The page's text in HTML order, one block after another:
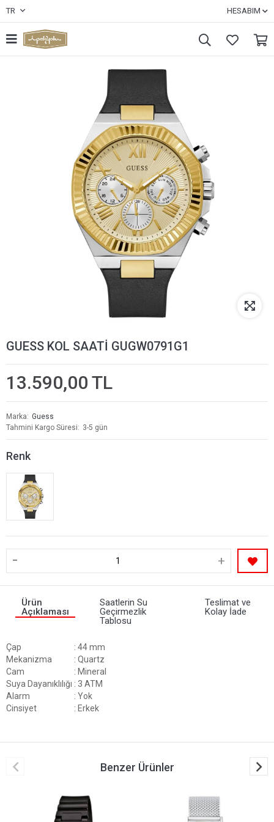
TR HESABIM
GUESS KOL SAATİ GUGW0791G1
13.590,00 TL
Marka
Guess
Tahmini Kargo Süresi
3-5 gün
Renk
- +
Ürün
Açıklaması
Saatlerin Su
Geçirmezlik
Tablosu
Teslimat ve
Kolay İade
Çap
: 44 mm
Mekanizma
: Quartz
Cam
: Mineral
Suya Dayanıklılığı : 3 ATM
Alarm
: Yok
Cinsiyet
: Erkek
Benzer Ürünler